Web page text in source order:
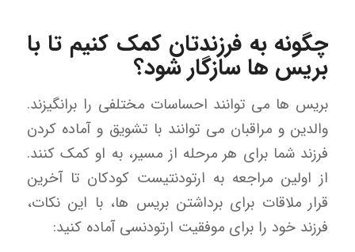
چگونه به فرزندتان کمک کنیم تا با
بریس ها سازگار شود؟
بریس ها می توانند احساسات مختلفی را برانگیزند.
والدین و مراقبان می توانند با تشویق و آماده کردن
فرزند شما برای هر مرحله از مسیر، به او کمک کنند.
از اولین مراجعه به ارتودنتیست کودکان تا آخرین
قرار ملاقات برای برداشتن بریس ها، با این نکات،
فرزند خود را برای موفقیت ارتودنسی آماده کنید: